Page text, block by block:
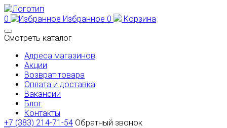
0 Избранное 0
Корзина
Смотреть каталог
Адреса магазинов
Акции
Возврат товара
Оплата и доставка
Вакансии
Блог
Контакты
+7 (383) 214-71-54 Обратный звонок